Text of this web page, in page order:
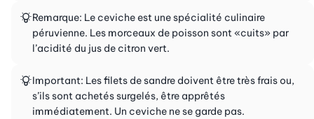
Remarque: Le ceviche est une spécialité culinaire
péruvienne. Les morceaux de poisson sont «cuits» par
l’acidité du jus de citron vert.
Important: Les filets de sandre doivent être très frais ou,
s’ils sont achetés surgelés, être apprêtés
immédiatement. Un ceviche ne se garde pas.